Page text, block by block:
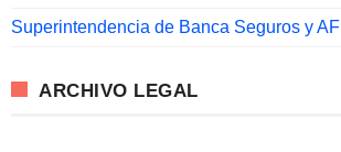
Superintendencia de Banca Seguros y
ARCHIVO LEGAL